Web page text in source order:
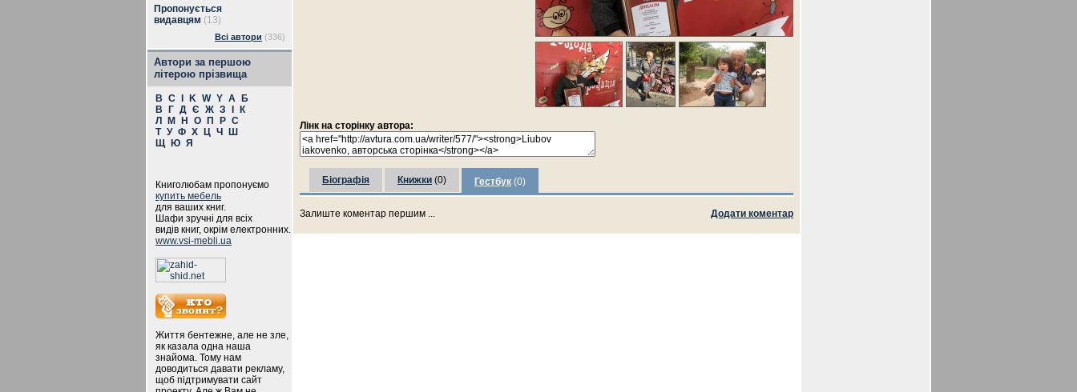
Пропонується
видавцям (13)
Всі автори (336)
Автори за першою
літерою прізвища
B C K W Y А
Б
В
Г Д Є Ж З
К
Л
М Н О П Р С
Т У Ф Х Ц Ч
Ш
Щ
Ю Я
Книголюбам пропонуємо
купить мебель
для ваших книг.
Шафи зручні для всіх
видів книг, окрім електронних.
www.vsi-mebli.ua
Життя бентежне, але не зле,
як казала одна наша
знайома. Тому нам
доводиться давати рекламу,
щоб підтримувати сайт
Лінк на сторінку автора:
Біографія Книжки (0) Гестбук (0)
Додати коментар
Залиште коментар першим ...